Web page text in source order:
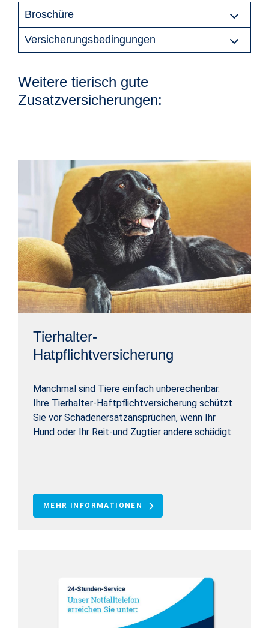
Broschüre
Versicherungsbedingungen
Weitere tierisch gute
Zusatzversicherungen:
Tierhalter-
Hatpflichtversicherung
Manchmal sind Tiere einfach unberechenbar.
Ihre Tierhalter-Haftpflichtversicherung schützt
Sie vor Schadenersatzansprüchen, wenn Ihr
Hund oder Ihr Reit-und Zugtier andere schädigt.
MEHR INFORMATIONEN